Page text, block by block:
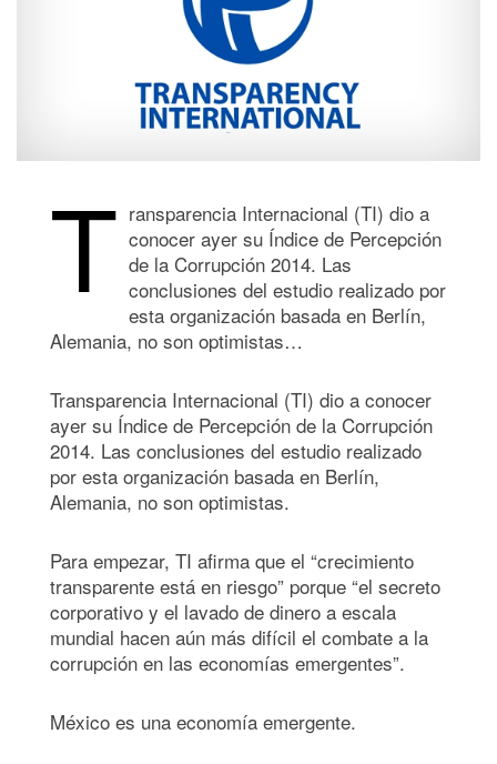
T ransparencia Internacional (TI) dio a
conocer ayer su Índice de Percepción
de la Corrupción 2014. Las
conclusiones del estudio realizado por
esta organización basada en Berlín,
Alemania, no son optimistas…
Transparencia Internacional (TI) dio a conocer
ayer su Índice de Percepción de la Corrupción
2014. Las conclusiones del estudio realizado
por esta organización basada en Berlín,
Alemania, no son optimistas.
Para empezar, TI afirma que el “crecimiento
transparente está en riesgo” porque “el secreto
corporativo y el lavado de dinero a escala
mundial hacen aún más difícil el combate a la
corrupción en las economías emergentes”.
México es una economía emergente.